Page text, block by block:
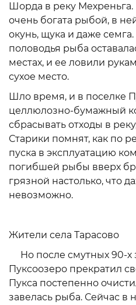
Шорда в реку Мехреньга.
очень богата рыбой, в
окунь, щука и даже
половодья рыба
местах, и ее ловили
сухое место.
Шло время, и в поселке
целлюлозно-бумажный
сбрасывать отходы в
Старики помнят, как по
пуска в эксплуатацию
погибшей рыбы вверх
грязной настолько, что
невозможно.
Жители села Тарасово
Но после смутных 90-х
Пуксоозеро прекратил
Пукса постепенно
завелась рыба. Сейчас в